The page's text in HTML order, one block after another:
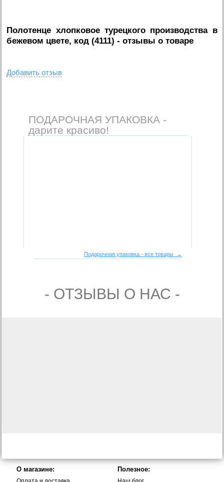
Полотенце хлопковое турецкого производства в
бежевом цвете, код (4111) - отзывы о товаре
Добавить отзыв
ПОДАРОЧНАЯ УПАКОВКА -
дарите красиво!
Подарочная упаковка - все товары →
- ОТЗЫВЫ О НАС -
О магазине: Полезное: